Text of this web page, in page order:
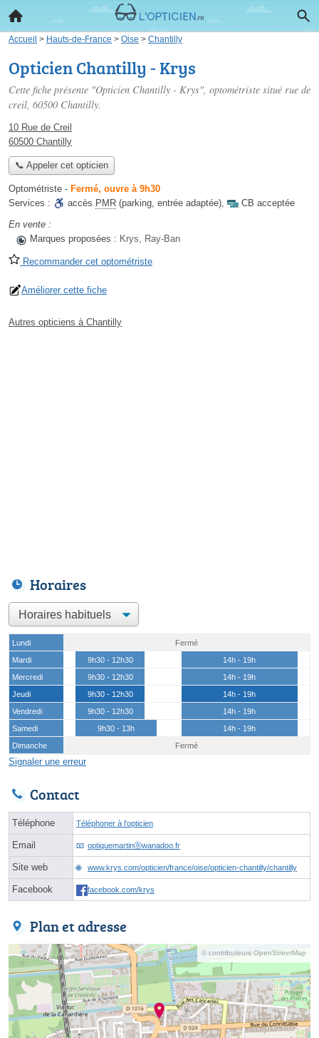
Accueil > Hauts-de-France > Oise > Chantilly
Opticien Chantilly - Krys
Cette fiche présente "Opticien Chantilly - Krys", optométriste situé rue de
creil, 60500 Chantilly.
10 Rue de Creil
60500 Chantilly
📞 Appeler cet opticien
Optométriste - Fermé, ouvre à 9h30
Services :
accès PMR (parking, entrée adaptée),
CB acceptée
En vente :
Marques proposées : Krys, Ray-Ban
Recommander cet optométriste
Améliorer cette fiche
Autres opticiens à Chantilly
Horaires
Lundi
Fermé
Mardi
9h30 - 12h30
14h - 19h
Mercredi
9h30 - 12h30
14h - 19h
Jeudi
9h30 - 12h30
14h - 19h
Vendredi
9h30 - 12h30
14h - 19h
Samedi
9h30 - 13h
14h - 19h
Dimanche
Fermé
Signaler une erreur
Contact
Téléphone Téléphoner à l'opticien
Email optiquemartinⓐwanadoo.fr
Site web www.krys.com/opticien/france/oise/opticien-chantilly/chantilly
Facebook facebook.com/krys
Plan et adresse
© contributeurs OpenStreetMap